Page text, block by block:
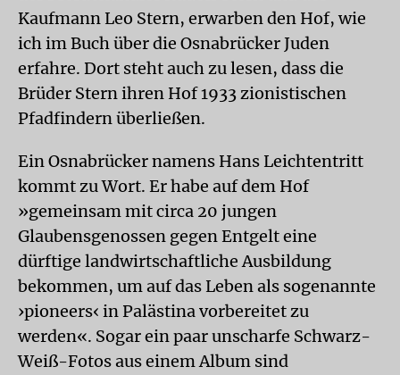
Kaufmann Leo Stern, erwarben den Hof, wie
ich im Buch über die Osnabrücker Juden
erfahre. Dort steht auch zu lesen, dass die
Brüder Stern ihren Hof 1933 zionistischen
Pfadfindern überließen.
Ein Osnabrücker namens Hans Leichtentritt
kommt zu Wort. Er habe auf dem Hof
»gemeinsam mit circa 20 jungen
Glaubensgenossen gegen Entgelt eine
dürftige landwirtschaftliche Ausbildung
bekommen, um auf das Leben als sogenannte
›pioneers‹ in Palästina vorbereitet zu
werden«. Sogar ein paar unscharfe Schwarz-
Weiß-Fotos aus einem Album sind